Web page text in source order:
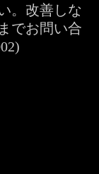
。改善しな
でお問い合